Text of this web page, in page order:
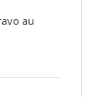
au